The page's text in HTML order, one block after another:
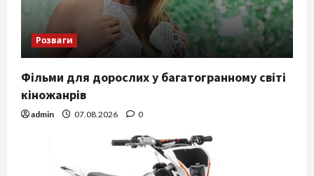
Розваги
Фільми для дорослих у багатогранному світі
кіножанрів
admin 07.08.2026 0